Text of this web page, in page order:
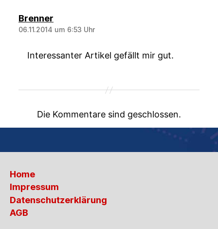
Brenner
06.11.2014 um 6:53 Uhr
Interessanter Artikel gefällt mir gut.
Die Kommentare sind geschlossen.
Home
Impressum
Datenschutzerklärung
AGB